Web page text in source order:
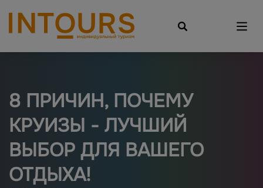
8 ПРИЧИН, ПОЧЕМУ
КРУИЗЫ - ЛУЧШИЙ
ВЫБОР ДЛЯ ВАШЕГО
ОТДЫХА!